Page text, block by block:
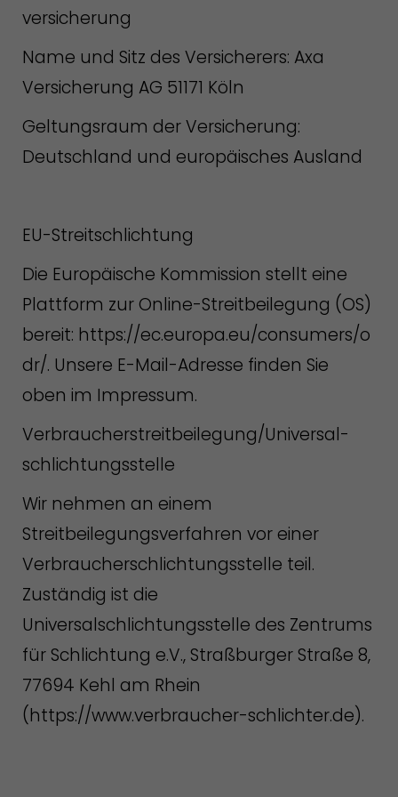
versicherung
Name und Sitz des Versicherers: Axa
Versicherung AG 51171 Köln
Geltungsraum der Versicherung:
Deutschland und europäisches Ausland
EU-Streitschlichtung
Die Europäische Kommission stellt eine
Plattform zur Online-Streitbeilegung (OS)
bereit: https://ec.europa.eu/consumers/o
dr/. Unsere E-Mail-Adresse finden Sie
oben im Impressum.
Verbraucher­streit­beilegung/Universal­
schlichtungs­stelle
Wir nehmen an einem
Streitbeilegungsverfahren vor einer
Verbraucherschlichtungsstelle teil.
Zuständig ist die
Universalschlichtungsstelle des Zentrums
für Schlichtung e.V., Straßburger Straße 8,
77694 Kehl am Rhein
(https://www.verbraucher-schlichter.de).